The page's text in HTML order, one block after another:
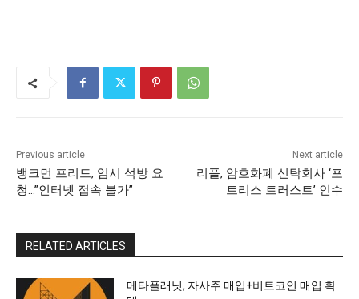
Previous article
뱅크먼 프리드, 임시 석방 요
청…”인터넷 접속 불가”
Next article
리플, 암호화폐 신탁회사 ‘포
트리스 트러스트’ 인수
RELATED ARTICLES
메타플래닛, 자사주 매입+비트코인 매입 확